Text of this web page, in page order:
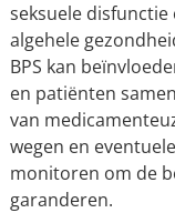
seksuele
algehele
BPS kan
en patiënten
van
wegen en
monitoren om de
garanderen.